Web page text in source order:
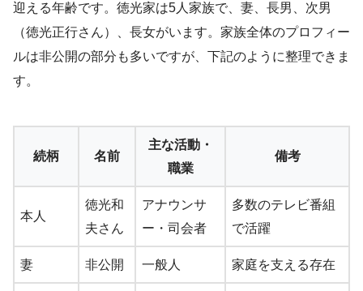
迎える年齢です。徳光家は5人家族で、妻、長男、次男
（徳光正行さん）、長女がいます。家族全体のプロフィー
ルは非公開の部分も多いですが、下記のように整理できま
す。
続柄 名前
主な活動・
職業
備考
本人
徳光和
夫さん
アナウンサ
ー・司会者
多数のテレビ番組
で活躍
妻 非公開 一般人 家庭を支える存在